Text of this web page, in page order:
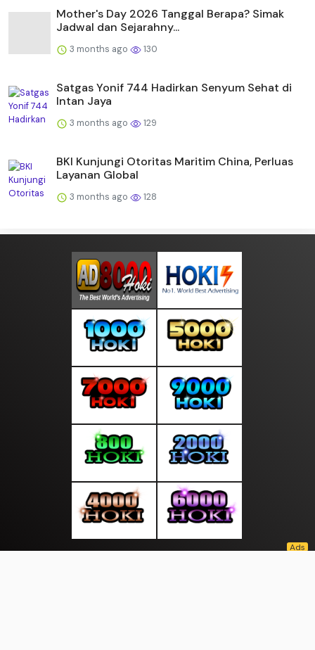
Mother's Day 2026 Tanggal Berapa? Simak
Jadwal dan Sejarahny...
3 months ago 130
Satgas Yonif 744 Hadirkan Senyum Sehat di
Intan Jaya
3 months ago 129
BKI Kunjungi Otoritas Maritim China, Perluas
Layanan Global
3 months ago 128